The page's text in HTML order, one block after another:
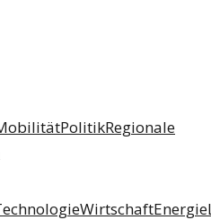
PolitikRegionale
WirtschaftEnergie